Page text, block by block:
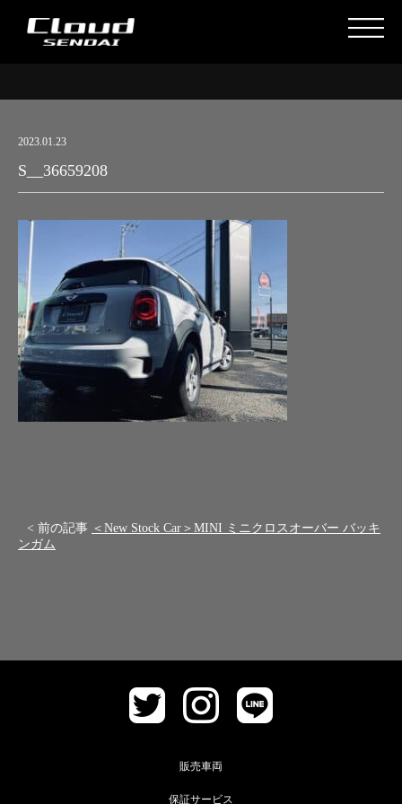
2023.01.23
S__36659208
< 前の記事 ＜New Stock Car＞MINI ミニクロスオーバー バッキ
ンガム
販売車両
保証サービス